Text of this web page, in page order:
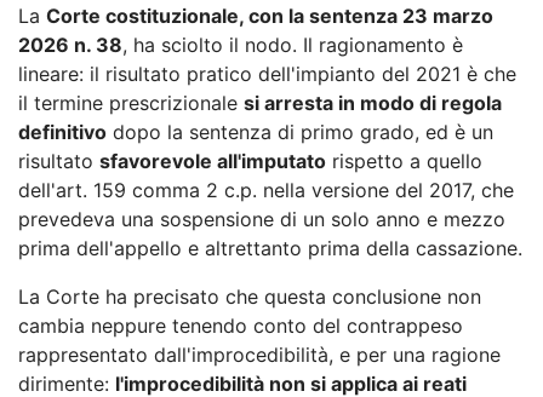
La Corte costituzionale, con la sentenza 23 marzo
2026 n. 38, ha sciolto il nodo. Il ragionamento è
lineare: il risultato pratico dell'impianto del 2021 è che
il termine prescrizionale si arresta in modo di regola
definitivo dopo la sentenza di primo grado, ed è un
risultato sfavorevole all'imputato rispetto a quello
dell'art. 159 comma 2 c.p. nella versione del 2017, che
prevedeva una sospensione di un solo anno e mezzo
prima dell'appello e altrettanto prima della cassazione.
La Corte ha precisato che questa conclusione non
cambia neppure tenendo conto del contrappeso
rappresentato dall'improcedibilità, e per una ragione
dirimente: l'improcedibilità non si applica ai reati